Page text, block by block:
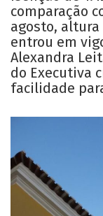
comparação
agosto, altura
entrou em
Alexandra
do Executiva
facilidade